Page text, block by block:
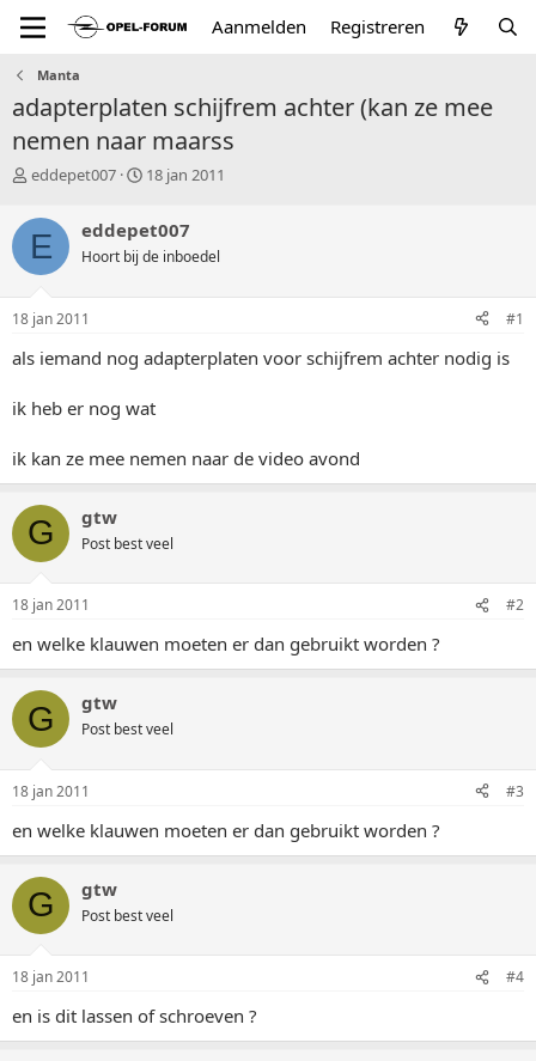
Aanmelden Registreren
Manta
adapterplaten schijfrem achter (kan ze mee
nemen naar maarss
T
p
i
c
s
a
t
r
eddepet007
S
r
t
a
m
18 jan 2011
E eddepet007
Hoort bij de inboedel
18 jan 2011 #1
als iemand nog adapterplaten voor schijfrem achter nodig is
ik heb er nog wat
ik kan ze mee nemen naar de video avond
G gtw
Post best veel
18 jan 2011 #2
en welke klauwen moeten er dan gebruikt worden ?
G gtw
Post best veel
18 jan 2011 #3
en welke klauwen moeten er dan gebruikt worden ?
G gtw
Post best veel
18 jan 2011 #4
en is dit lassen of schroeven ?